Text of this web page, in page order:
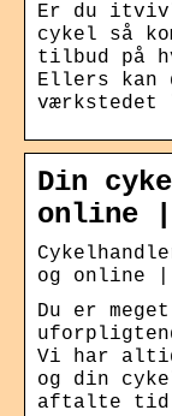
Er du itvivl
cykel så
tilbud på
Ellers kan
værkstedet
Din
online |
og online |
Du er
Vi har
og din
aftalte tid